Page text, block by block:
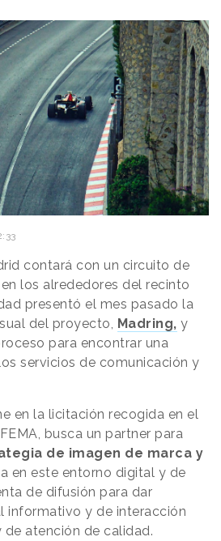
contará con un circuito de
los alrededores del recinto
presentó el mes pasado la
del proyecto, Madring, y
para encontrar una
servicios de comunicación y
en la licitación recogida en el
busca un partner para
de imagen de marca y
en este entorno digital y de
de difusión para dar
informativo y de interacción
de atención de calidad.